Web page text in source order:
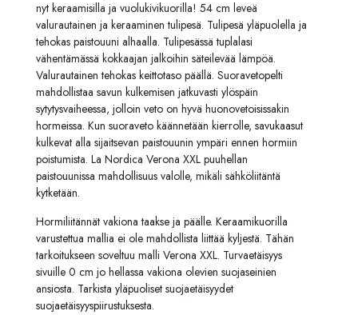
nyt keraamisilla ja vuolukivikuorilla! 54 cm leveä
valurautainen ja keraaminen tulipesä. Tulipesä yläpuolella ja
tehokas paistouuni alhaalla. Tulipesässä tuplalasi
vähentämässä kokkaajan jalkoihin säteilevää lämpöä.
Valurautainen tehokas keittotaso päällä. Suoravetopelti
mahdollistaa savun kulkemisen jatkuvasti ylöspäin
sytytysvaiheessa, jolloin veto on hyvä huonovetoisissakin
hormeissa. Kun suoraveto käännetään kierrolle, savukaasut
kulkevat alla sijaitsevan paistouunin ympäri ennen hormiin
poistumista. La Nordica Verona XXL puuhellan
paistouunissa mahdollisuus valolle, mikäli sähköliitäntä
kytketään.
Hormiliitännät vakiona taakse ja päälle. Keraamikuorilla
varustettua mallia ei ole mahdollista liittää kyljestä. Tähän
tarkoitukseen soveltuu malli Verona XXL. Turvaetäisyys
sivuille 0 cm jo hellassa vakiona olevien suojaseinien
ansiosta. Tarkista yläpuoliset suojaetäisyydet
suojaetäisyyspiirustuksesta.